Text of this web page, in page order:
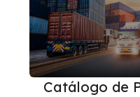
Catálogo de